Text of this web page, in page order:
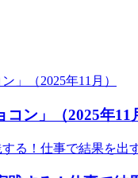
ン」（2025年11